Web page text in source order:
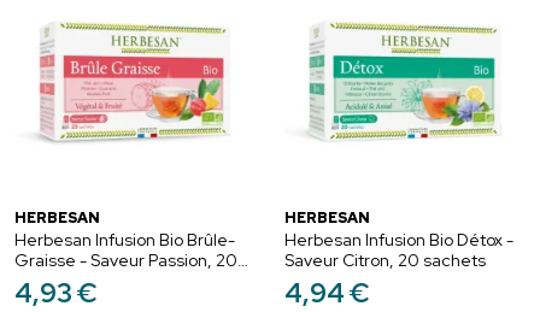
HERBESAN
Herbesan Infusion Bio Brûle-
Graisse - Saveur Passion, 20
sachets
4,93€
HERBESAN
Herbesan Infusion Bio Détox -
Saveur Citron, 20 sachets
4,94€